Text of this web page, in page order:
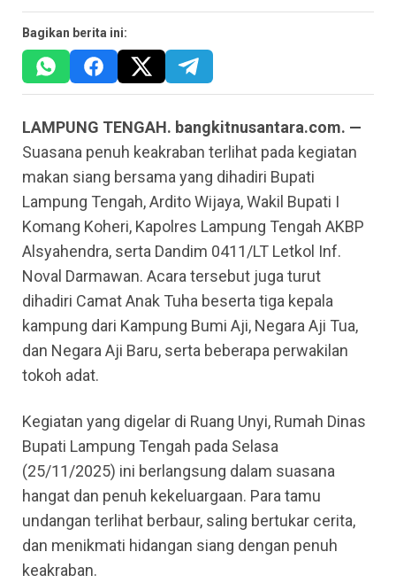
Bagikan berita ini:
LAMPUNG TENGAH. bangkitnusantara.com. —
Suasana penuh keakraban terlihat pada kegiatan
makan siang bersama yang dihadiri Bupati
Lampung Tengah, Ardito Wijaya, Wakil Bupati I
Komang Koheri, Kapolres Lampung Tengah AKBP
Alsyahendra, serta Dandim 0411/LT Letkol Inf.
Noval Darmawan. Acara tersebut juga turut
dihadiri Camat Anak Tuha beserta tiga kepala
kampung dari Kampung Bumi Aji, Negara Aji Tua,
dan Negara Aji Baru, serta beberapa perwakilan
tokoh adat.
Kegiatan yang digelar di Ruang Unyi, Rumah Dinas
Bupati Lampung Tengah pada Selasa
(25/11/2025) ini berlangsung dalam suasana
hangat dan penuh kekeluargaan. Para tamu
undangan terlihat berbaur, saling bertukar cerita,
dan menikmati hidangan siang dengan penuh
keakraban.